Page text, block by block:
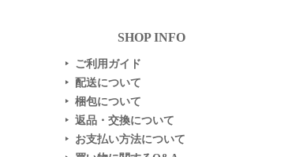
SHOP INFO
▶ ご利用ガイド
▶ 配送について
▶ 梱包について
▶ 返品・交換について
▶ お支払い方法について